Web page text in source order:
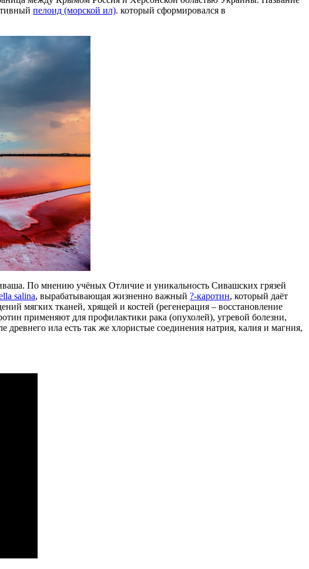
пелоид (морской ил). который сформировался в
По мнению учёных Отличие и уникальность Сивашских грязей
salina, вырабатывающая жизненно важный ?-каротин, который даёт
мягких тканей, хрящей и костей (регенерация – восстановление
применяют для профилактики рака (опухолей), угревой болезни,
ила есть так же хлористые соединения натрия, калия и магния,